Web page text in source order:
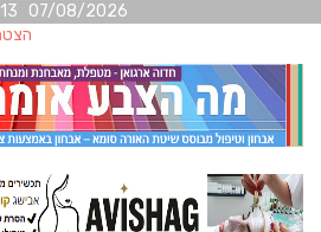
07/08/2026 07:13